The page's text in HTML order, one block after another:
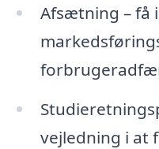
Afsætning – få
vejledning i at